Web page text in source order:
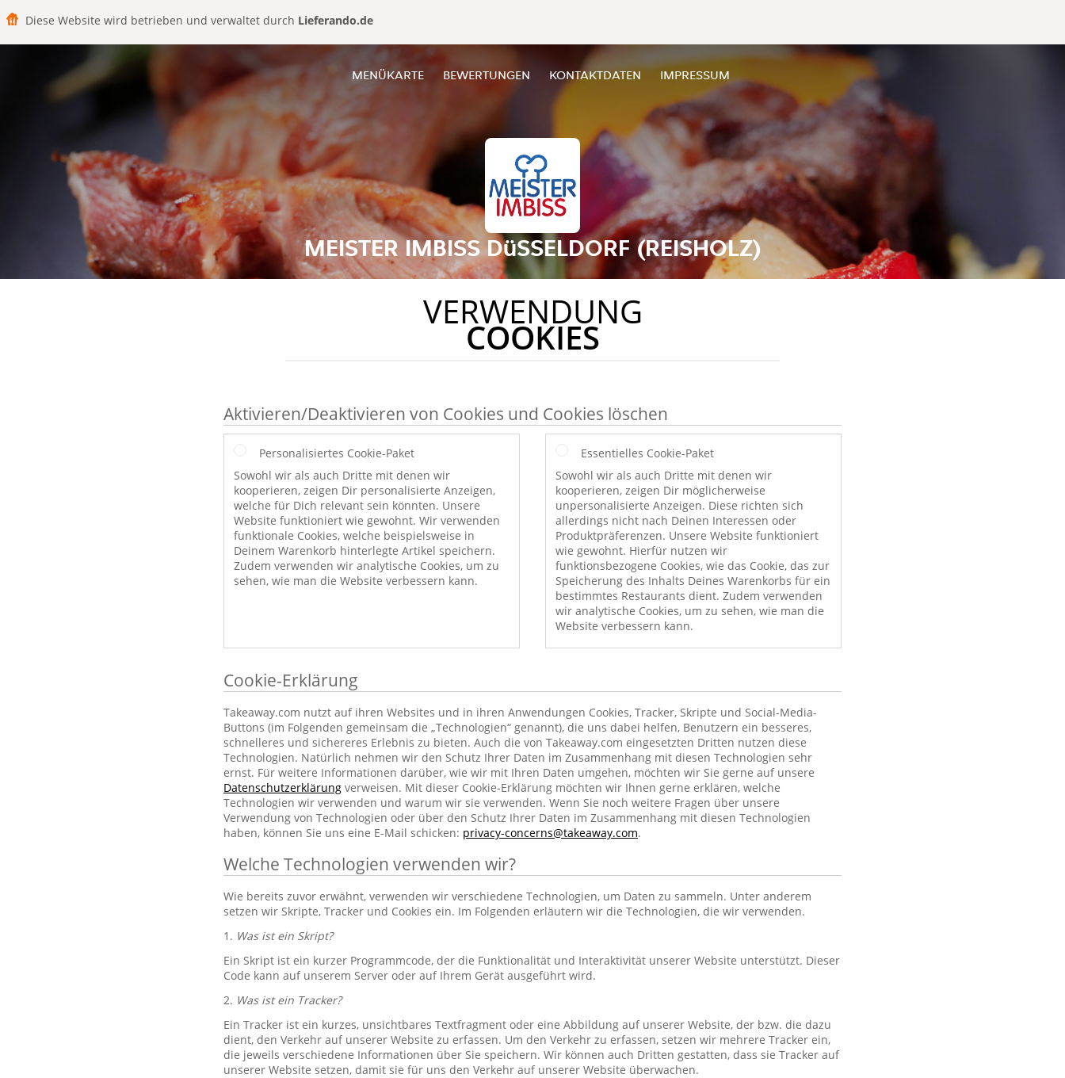
Diese Website wird betrieben und verwaltet durch Lieferando.de
MENÜKARTE BEWERTUNGEN KONTAKTDATEN IMPRESSUM
MEISTER IMBISS DüSSELDORF (REISHOLZ)
VERWENDUNG
COOKIES
Aktivieren/Deaktivieren von Cookies und Cookies löschen
Personalisiertes Cookie-Paket
Sowohl wir als auch Dritte mit denen wir
kooperieren, zeigen Dir personalisierte Anzeigen,
welche für Dich relevant sein könnten. Unsere
Website funktioniert wie gewohnt. Wir verwenden
funktionale Cookies, welche beispielsweise in
Deinem Warenkorb hinterlegte Artikel speichern.
Zudem verwenden wir analytische Cookies, um zu
sehen, wie man die Website verbessern kann.
Essentielles Cookie-Paket
Sowohl wir als auch Dritte mit denen wir
kooperieren, zeigen Dir möglicherweise
unpersonalisierte Anzeigen. Diese richten sich
allerdings nicht nach Deinen Interessen oder
Produktpräferenzen. Unsere Website funktioniert
wie gewohnt. Hierfür nutzen wir
funktionsbezogene Cookies, wie das Cookie, das zur
Speicherung des Inhalts Deines Warenkorbs für ein
bestimmtes Restaurants dient. Zudem verwenden
wir analytische Cookies, um zu sehen, wie man die
Website verbessern kann.
Cookie-Erklärung
Takeaway.com nutzt auf ihren Websites und in ihren Anwendungen Cookies, Tracker, Skripte und Social-Media-
Buttons (im Folgenden gemeinsam die „Technologien“ genannt), die uns dabei helfen, Benutzern ein besseres,
schnelleres und sichereres Erlebnis zu bieten. Auch die von Takeaway.com eingesetzten Dritten nutzen diese
Technologien. Natürlich nehmen wir den Schutz Ihrer Daten im Zusammenhang mit diesen Technologien sehr
ernst. Für weitere Informationen darüber, wie wir mit Ihren Daten umgehen, möchten wir Sie gerne auf unsere
Datenschutzerklärung verweisen. Mit dieser Cookie-Erklärung möchten wir Ihnen gerne erklären, welche
Technologien wir verwenden und warum wir sie verwenden. Wenn Sie noch weitere Fragen über unsere
Verwendung von Technologien oder über den Schutz Ihrer Daten im Zusammenhang mit diesen Technologien
haben, können Sie uns eine E-Mail schicken: privacy-concerns@takeaway.com.
Welche Technologien verwenden wir?
Wie bereits zuvor erwähnt, verwenden wir verschiedene Technologien, um Daten zu sammeln. Unter anderem
setzen wir Skripte, Tracker und Cookies ein. Im Folgenden erläutern wir die Technologien, die wir verwenden.
1. Was ist ein Skript?
Ein Skript ist ein kurzer Programmcode, der die Funktionalität und Interaktivität unserer Website unterstützt. Dieser
Code kann auf unserem Server oder auf Ihrem Gerät ausgeführt wird.
2. Was ist ein Tracker?
Ein Tracker ist ein kurzes, unsichtbares Textfragment oder eine Abbildung auf unserer Website, der bzw. die dazu
dient, den Verkehr auf unserer Website zu erfassen. Um den Verkehr zu erfassen, setzen wir mehrere Tracker ein,
die jeweils verschiedene Informationen über Sie speichern. Wir können auch Dritten gestatten, dass sie Tracker auf
unserer Website setzen, damit sie für uns den Verkehr auf unserer Website überwachen.